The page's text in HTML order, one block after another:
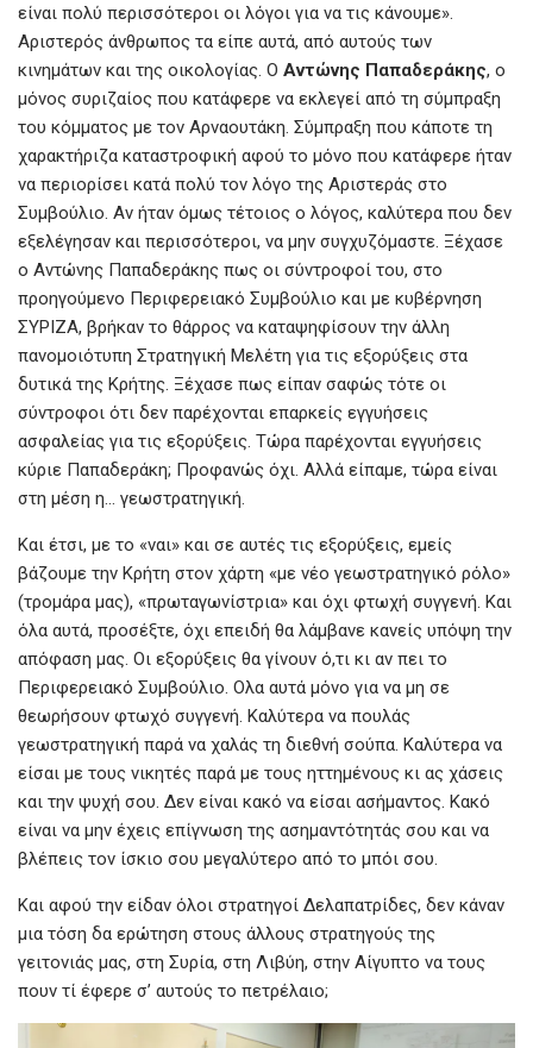
είναι πολύ περισσότεροι οι λόγοι για να τις κάνουμε».
Αριστερός άνθρωπος τα είπε αυτά, από αυτούς των
κινημάτων και της οικολογίας. Ο Αντώνης Παπαδεράκης, ο
μόνος συριζαίος που κατάφερε να εκλεγεί από τη σύμπραξη
του κόμματος με τον Αρναουτάκη. Σύμπραξη που κάποτε τη
χαρακτήριζα καταστροφική αφού το μόνο που κατάφερε ήταν
να περιορίσει κατά πολύ τον λόγο της Αριστεράς στο
Συμβούλιο. Αν ήταν όμως τέτοιος ο λόγος, καλύτερα που δεν
εξελέγησαν και περισσότεροι, να μην συγχυζόμαστε. Ξέχασε
ο Αντώνης Παπαδεράκης πως οι σύντροφοί του, στο
προηγούμενο Περιφερειακό Συμβούλιο και με κυβέρνηση
ΣΥΡΙΖΑ, βρήκαν το θάρρος να καταψηφίσουν την άλλη
πανομοιότυπη Στρατηγική Μελέτη για τις εξορύξεις στα
δυτικά της Κρήτης. Ξέχασε πως είπαν σαφώς τότε οι
σύντροφοι ότι δεν παρέχονται επαρκείς εγγυήσεις
ασφαλείας για τις εξορύξεις. Τώρα παρέχονται εγγυήσεις
κύριε Παπαδεράκη; Προφανώς όχι. Αλλά είπαμε, τώρα είναι
στη μέση η… γεωστρατηγική.
Και έτσι, με το «ναι» και σε αυτές τις εξορύξεις, εμείς
βάζουμε την Κρήτη στον χάρτη «με νέο γεωστρατηγικό ρόλο»
(τρομάρα μας), «πρωταγωνίστρια» και όχι φτωχή συγγενή. Και
όλα αυτά, προσέξτε, όχι επειδή θα λάμβανε κανείς υπόψη την
απόφαση μας. Οι εξορύξεις θα γίνουν ό,τι κι αν πει το
Περιφερειακό Συμβούλιο. Ολα αυτά μόνο για να μη σε
θεωρήσουν φτωχό συγγενή. Καλύτερα να πουλάς
γεωστρατηγική παρά να χαλάς τη διεθνή σούπα. Καλύτερα να
είσαι με τους νικητές παρά με τους ηττημένους κι ας χάσεις
και την ψυχή σου. Δεν είναι κακό να είσαι ασήμαντος. Κακό
είναι να μην έχεις επίγνωση της ασημαντότητάς σου και να
βλέπεις τον ίσκιο σου μεγαλύτερο από το μπόι σου.
Και αφού την είδαν όλοι στρατηγοί Δελαπατρίδες, δεν κάναν
μια τόση δα ερώτηση στους άλλους στρατηγούς της
γειτονιάς μας, στη Συρία, στη Λιβύη, στην Αίγυπτο να τους
πουν τί έφερε σ’ αυτούς το πετρέλαιο;